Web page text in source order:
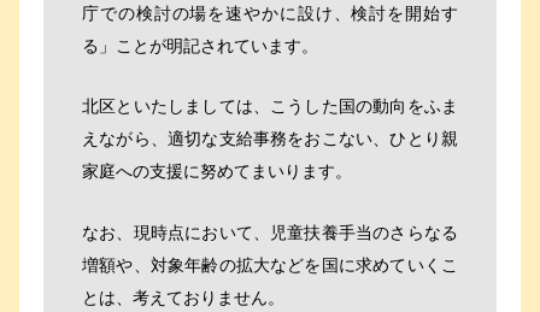
庁での検討の場を速やかに設け、検討を開始す
る」ことが明記されています。
北区といたしましては、こうした国の動向をふま
えながら、適切な支給事務をおこない、ひとり親
家庭への支援に努めてまいります。
なお、現時点において、児童扶養手当のさらなる
増額や、対象年齢の拡大などを国に求めていくこ
とは、考えておりません。